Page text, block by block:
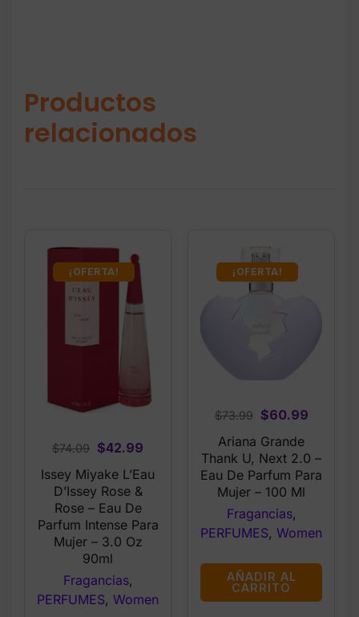
Productos
relacionados
¡OFERTA!
$74.09 Original
price
was:
$74.09.
$42.99
Issey Miyake L’Eau
D’Issey Rose &
Rose – Eau De
Parfum Intense Para
Mujer – 3.0 Oz
90ml
Fragancias,
PERFUMES, Women
¡OFERTA!
$73.99
Original
price
was:
$73.99.
$60.99Current
is:
$60.99.
Ariana Grande
Thank U, Next 2.0 –
Eau De Parfum Para
Mujer – 100 Ml
Fragancias,
PERFUMES, Women
AÑADIR AL
CARRITO